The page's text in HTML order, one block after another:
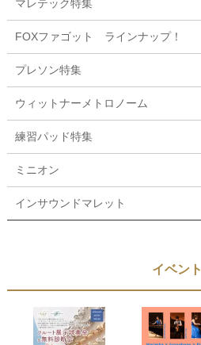
マレテック特集
FOXファゴット ラインナップ！
プレソン特集
ウィットナーメトロノーム
練習パッド特集
ミニオン
インサウンドマレット
イベント